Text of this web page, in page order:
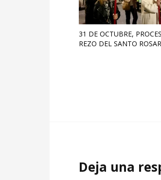
31 DE OCTUBRE,
REZO DEL SANTO
Deja una